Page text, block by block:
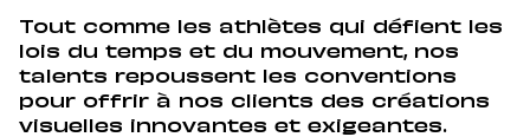
Tout comme les athlètes qui défient les
lois du temps et du mouvement, nos
talents repoussent les conventions
pour offrir à nos clients des créations
visuelles innovantes et exigeantes.